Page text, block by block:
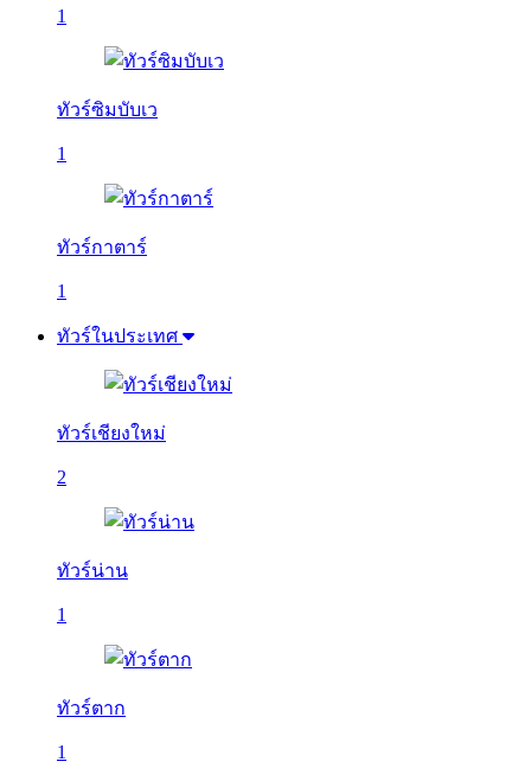
1
ทัวร์ซิมบับเว
1
ทัวร์กาตาร์
1
ทัวร์ในประเทศ
ทัวร์เชียงใหม่
2
ทัวร์น่าน
1
ทัวร์ตาก
1